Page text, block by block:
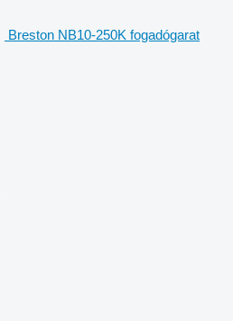
Breston NB10-250K fogadógarat